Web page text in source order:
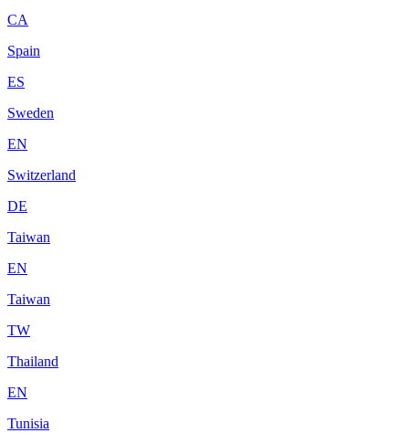
CA
Spain
ES
Sweden
EN
Switzerland
DE
Taiwan
EN
Taiwan
TW
Thailand
EN
Tunisia